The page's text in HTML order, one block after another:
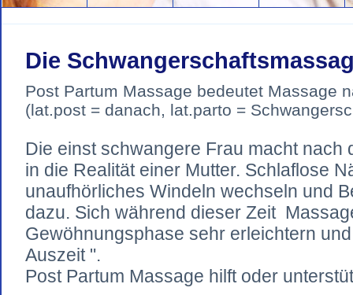
Die
Post Partum Massage bedeutet Massage
(lat.post = danach, lat.parto =
Die einst schwangere Frau macht nach
in die Realität einer Mutter. Schlaflose
unaufhörliches Windeln wechseln und
dazu. Sich während dieser Zeit
Gewöhnungsphase sehr erleichtern
Auszeit ".
Post Partum Massage hilft oder